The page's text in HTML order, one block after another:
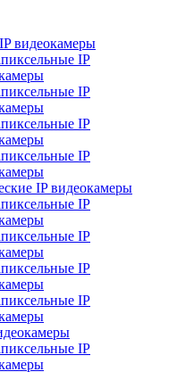
видеокамеры
IP
IP
IP
IP
IP видеокамеры
IP
IP
IP
IP
IP